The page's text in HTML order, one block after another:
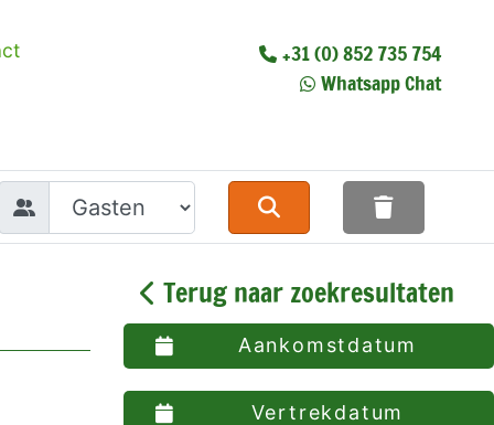
+31 (0) 852 735 754
Whatsapp Chat
Terug naar zoekresultaten
Aankomstdatum
Vertrekdatum